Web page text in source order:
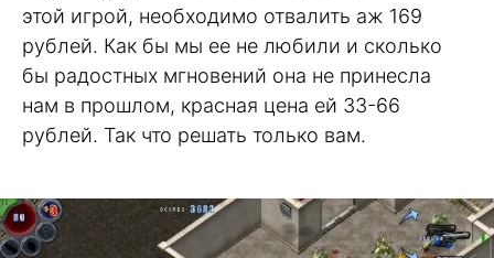
этой игрой, необходимо отвалить аж 169
рублей. Как бы мы ее не любили и сколько
бы радостных мгновений она не принесла
нам в прошлом, красная цена ей 33-66
рублей. Так что решать только вам.